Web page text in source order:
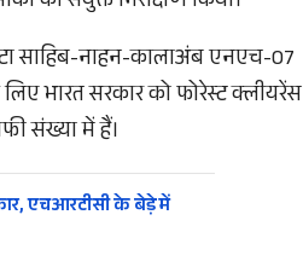
साहिब-नाहन-कालाअंब एनएच-07
भारत सरकार को फोरेस्ट क्लीयरेंस
संख्या में हैं।
एचआरटीसी के बेड़े में